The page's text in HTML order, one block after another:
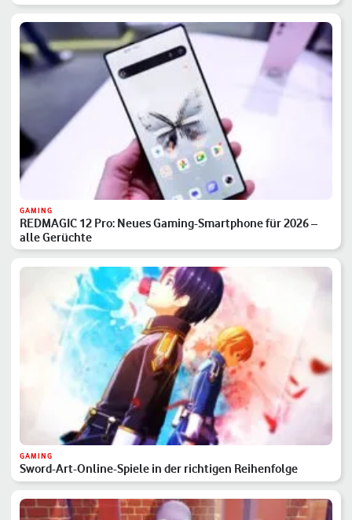
GAMING
REDMAGIC 12 Pro: Neues Gaming-Smartphone für 2026 –
alle Gerüchte
GAMING
Sword-Art-Online-Spiele in der richtigen Reihenfolge